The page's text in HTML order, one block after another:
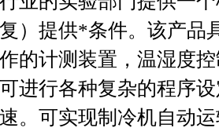
复）提供*条件。该产
作的计测装置，温湿度控
可进行各种复杂的程序设定
速。可实现制冷机自动